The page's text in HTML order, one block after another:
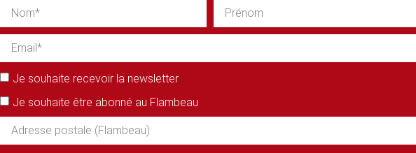
Je souhaite recevoir la newsletter
Je souhaite être abonné au Flambeau